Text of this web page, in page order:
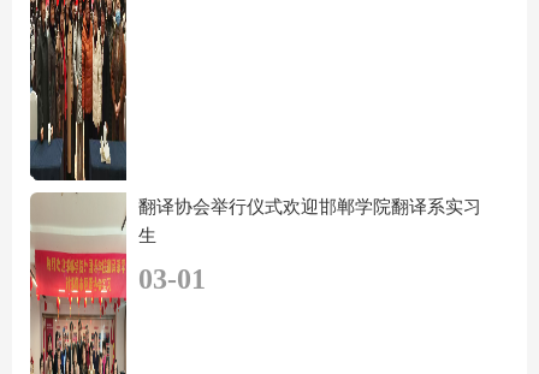
翻译协会举行仪式欢迎邯郸学院翻译系实习
生
03-01